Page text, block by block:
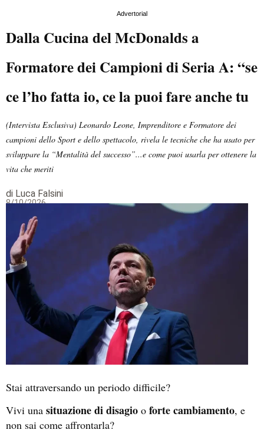
Advertorial
Dalla Cucina del McDonalds a
Formatore dei Campioni di Seria A: “se
ce l’ho fatta io, ce la puoi fare anche tu
(Intervista Esclusiva) Leonardo Leone, Imprenditore e Formatore dei
campioni dello Sport e dello spettacolo, rivela le tecniche che ha usato per
sviluppare la “Mentalità del successo”...e come puoi usarla per ottenere la
vita che meriti
di Luca Falsini
8/10/2026
Stai attraversando un periodo difficile?
Vivi una situazione di disagio o forte cambiamento, e
non sai come affrontarla?